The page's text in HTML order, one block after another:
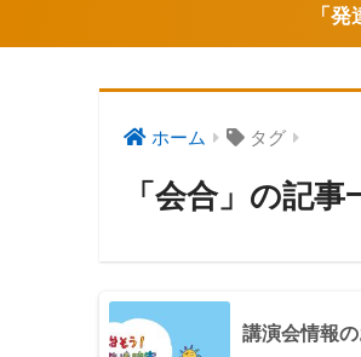
「
ホーム タグ
「会合」の記事
講演会情報